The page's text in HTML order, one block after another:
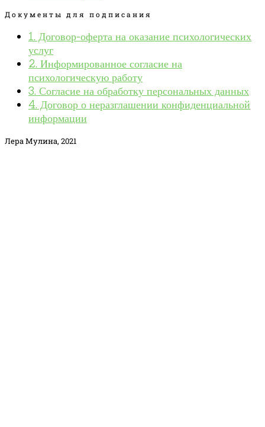
Документы для подписания
1. Договор-оферта на оказание психологических
услуг
2. Информированное согласие на
психологическую работу
3. Согласие на обработку персональных данных
4. Договор о неразглашении конфиденциальной
информации
Лера Мулина, 2021